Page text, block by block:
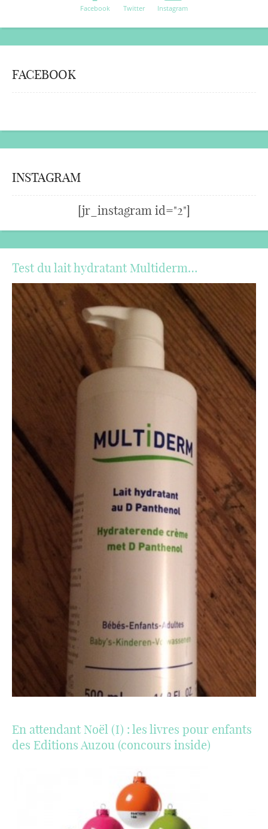
Facebook Twitter Instagram
FACEBOOK
INSTAGRAM
[jr_instagram id="2"]
Test du lait hydratant Multiderm…
En attendant Noël (I) : les livres pour enfants
des Editions Auzou (concours inside)